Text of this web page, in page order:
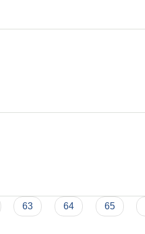
63 64 65